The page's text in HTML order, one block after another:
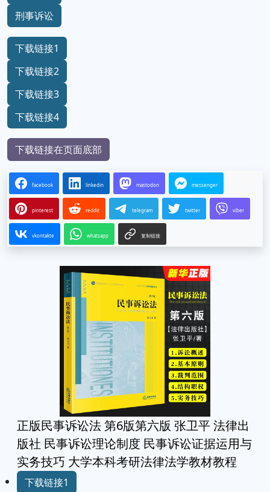
刑事诉讼
下载链接1
下载链接2
下载链接3
下载链接4
下载链接在页面底部
facebook linkedin mastodon messenger
pinterest reddit telegram twitter viber
vkontakte whatsapp 复制链接
正版民事诉讼法 第6版第六版 张卫平 法律出
版社 民事诉讼理论制度 民事诉讼证据运用与
实务技巧 大学本科考研法律法学教材教程
下载链接1